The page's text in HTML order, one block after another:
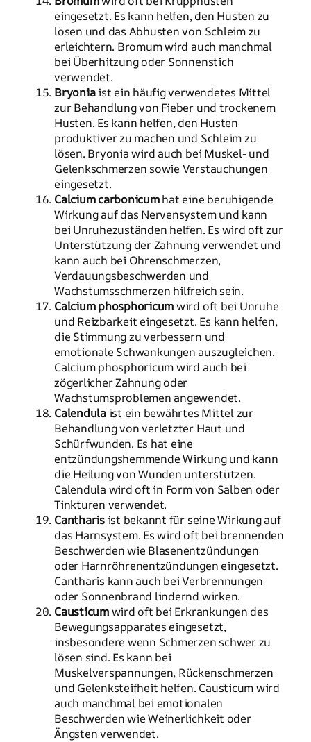
eingesetzt. Es kann helfen, den Husten zu
lösen und das Abhusten von Schleim zu
erleichtern. Bromum wird auch manchmal
bei Überhitzung oder Sonnenstich
verwendet.
Bryoniaist ein häufig verwendetes Mittel
zur Behandlung von Fieber und trockenem
Husten. Es kann helfen, den Husten
produktiver zu machen und Schleim zu
lösen. Bryonia wird auch bei Muskel- und
Gelenkschmerzen sowie Verstauchungen
eingesetzt.
Calcium carbonicumhat eine beruhigende
Wirkung auf das Nervensystem und kann
bei Unruhezuständen helfen. Es wird oft zur
Unterstützung der Zahnung verwendet und
kann auch bei Ohrenschmerzen,
Verdauungsbeschwerden und
Wachstumsschmerzen hilfreich sein.
Calcium phosphoricumwird oft bei Unruhe
und Reizbarkeit eingesetzt. Es kann helfen,
die Stimmung zu verbessern und
emotionale Schwankungen auszugleichen.
Calcium phosphoricum wird auch bei
zögerlicher Zahnung oder
Wachstumsproblemen angewendet.
Calendulaist ein bewährtes Mittel zur
Behandlung von verletzter Haut und
Schürfwunden. Es hat eine
entzündungshemmende Wirkung und kann
die Heilung von Wunden unterstützen.
Calendula wird oft in Form von Salben oder
Tinkturen verwendet.
Cantharisist bekannt für seine Wirkung auf
das Harnsystem. Es wird oft bei brennenden
Beschwerden wie Blasenentzündungen
oder Harnröhrenentzündungen eingesetzt.
Cantharis kann auch bei Verbrennungen
oder Sonnenbrand lindernd wirken.
Causticumwird oft bei Erkrankungen des
Bewegungsapparates eingesetzt,
insbesondere wenn Schmerzen schwer zu
lösen sind. Es kann bei
Muskelverspannungen, Rückenschmerzen
und Gelenksteifheit helfen. Causticum wird
auch manchmal bei emotionalen
Beschwerden wie Weinerlichkeit oder
Ängsten verwendet.